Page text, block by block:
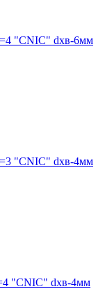
"CNIC" dхв-6мм
"CNIC" dхв-4мм
"CNIC" dхв-4мм